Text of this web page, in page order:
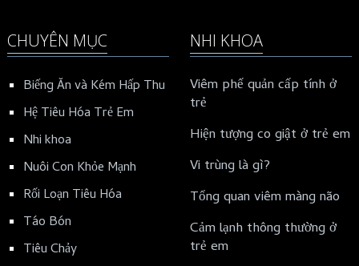
CHUYÊN MỤC
Biếng Ăn và Kém Hấp Thu
Hệ Tiêu Hóa Trẻ Em
Nhi khoa
Nuôi Con Khỏe Mạnh
Rối Loạn Tiêu Hóa
Táo Bón
Tiêu Chảy
NHI KHOA
Viêm phế quản cấp tính ở
trẻ
Hiện tượng co giật ở trẻ em
Vi trùng là gì?
Tổng quan viêm màng não
Cảm lạnh thông thường ở
trẻ em